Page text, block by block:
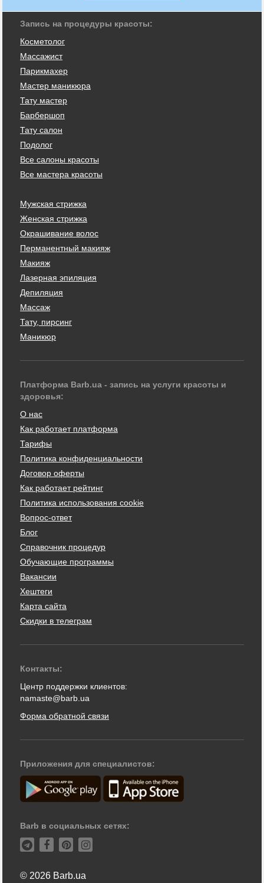
Запись на процедуры красоты:
Косметолог
Массажист
Парикмахер
Мастер маникюра
Тату мастер
Барбершоп
Тату салон
Подолог
Все салоны красоты
Все мастера красоты
Мужская стрижка
Женская стрижка
Окрашивание волос
Перманентный макияж
Макияж
Лазерная эпиляция
Депиляция
Массаж
Тату, пирсинг
Маникюр
Платформа Barb.ua - запись на услуги красоты и
здоровья:
О нас
Как работает платформа
Тарифы
Политика конфиденциальности
Договор оферты
Как работает рейтинг
Политика использования cookie
Вопрос-ответ
Блог
Справочник процедур
Обучающие программы
Вакансии
Хештеги
Карта сайта
Скидки в телеграм
Контакты:
Центр поддержки клиентов:
namaste@barb.ua
Форма обратной связи
Приложения для специалистов:
Barb в социальных сетях:
© 2026 Barb.ua